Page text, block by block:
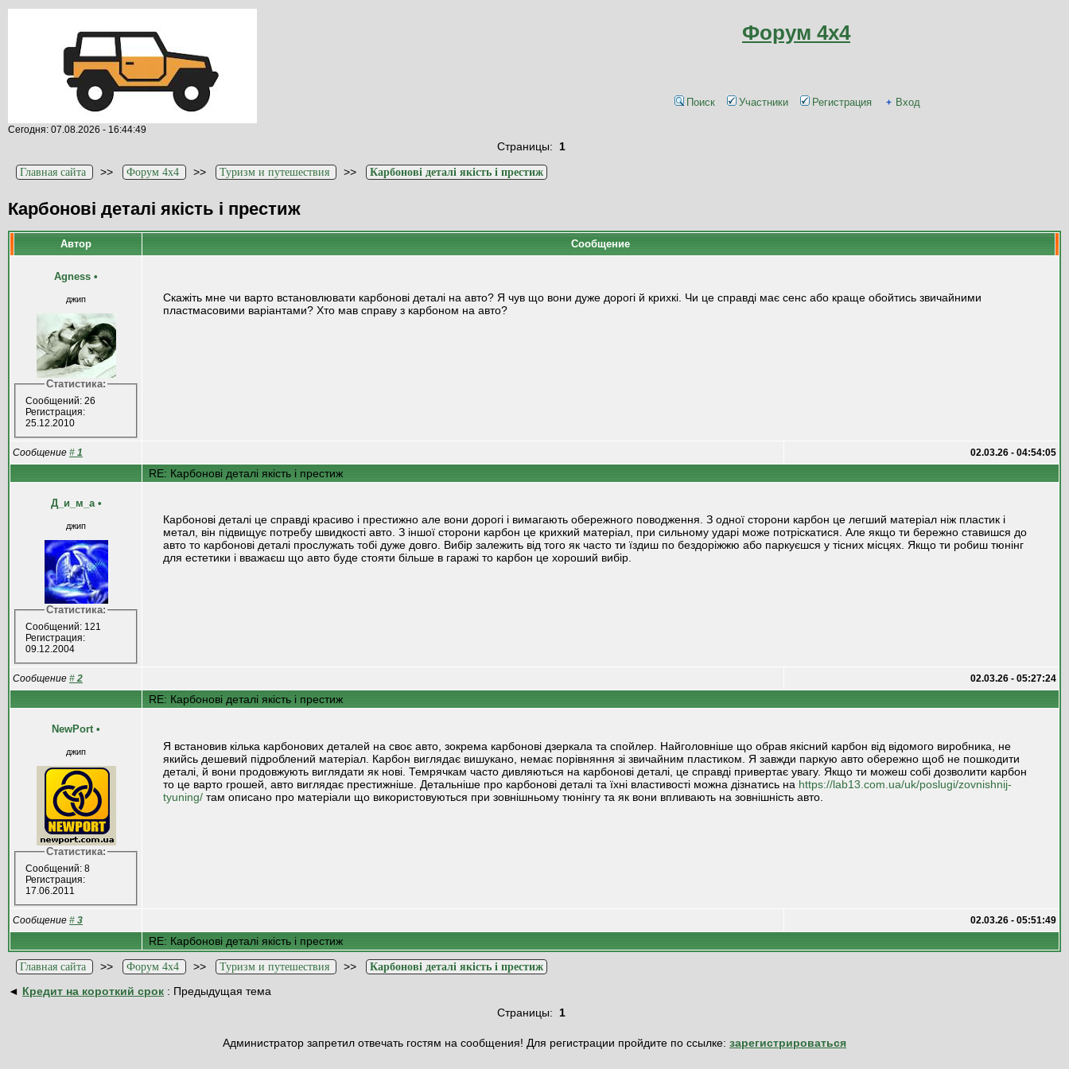
Форум 4x4
Поиск Участники Регистрация Вход
Сегодня: 07.08.2026 - 16:44:49
Страницы: 1
Главная сайта >> Форум 4x4 >> Туризм и путешествия >> Карбонові деталі якість і престиж
Карбонові деталі якість і престиж
Автор Сообщение
Agness •
джип
Статистика:
Сообщений: 26
Регистрация:
25.12.2010
Скажіть мне чи варто встановлювати карбонові деталі на авто? Я чув що вони дуже дорогі й крихкі. Чи це справді має сенс або краще обойтись звичайними
пластмасовими варіантами? Хто мав справу з карбоном на авто?
Сообщение # 1 02.03.26 - 04:54:05
RE: Карбонові деталі якість і престиж
Д_и_м_а •
джип
Статистика:
Сообщений: 121
Регистрация:
09.12.2004
Карбонові деталі це справді красиво і престижно але вони дорогі і вимагають обережного поводження. З одної сторони карбон це легший матеріал ніж пластик і
метал, він підвищує потребу швидкості авто. З іншої сторони карбон це крихкий матеріал, при сильному ударі може потріскатися. Але якщо ти бережно ставишся до
авто то карбонові деталі прослужать тобі дуже довго. Вибір залежить від того як часто ти їздиш по бездоріжжю або паркуєшся у тісних місцях. Якщо ти робиш тюнінг
для естетики і вважаєш що авто буде стояти більше в гаражі то карбон це хороший вибір.
Сообщение # 2 02.03.26 - 05:27:24
RE: Карбонові деталі якість і престиж
NewPort •
джип
Статистика:
Сообщений: 8
Регистрация:
17.06.2011
Я встановив кілька карбонових деталей на своє авто, зокрема карбонові дзеркала та спойлер. Найголовніше що обрав якісний карбон від відомого виробника, не
якийсь дешевий підроблений матеріал. Карбон виглядає вишукано, немає порівняння зі звичайним пластиком. Я завжди паркую авто обережно щоб не пошкодити
деталі, й вони продовжують виглядати як нові. Темрячкам часто дивляються на карбонові деталі, це справді привертає увагу. Якщо ти можеш собі дозволити карбон
то це варто грошей, авто виглядає престижніше. Детальніше про карбонові деталі та їхні властивості можна дізнатись на https://lab13.com.ua/uk/poslugi/zovnishnij-
tyuning/ там описано про матеріали що використовуються при зовнішньому тюнінгу та як вони впливають на зовнішність авто.
Сообщение # 3 02.03.26 - 05:51:49
RE: Карбонові деталі якість і престиж
Главная сайта >> Форум 4x4 >> Туризм и путешествия >> Карбонові деталі якість і престиж
◄ Кредит на короткий срок : Предыдущая тема
Страницы: 1
Администратор запретил отвечать гостям на сообщения! Для регистрации пройдите по ссылке: зарегистрироваться